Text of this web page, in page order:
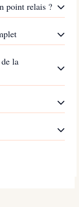
point relais ?
la